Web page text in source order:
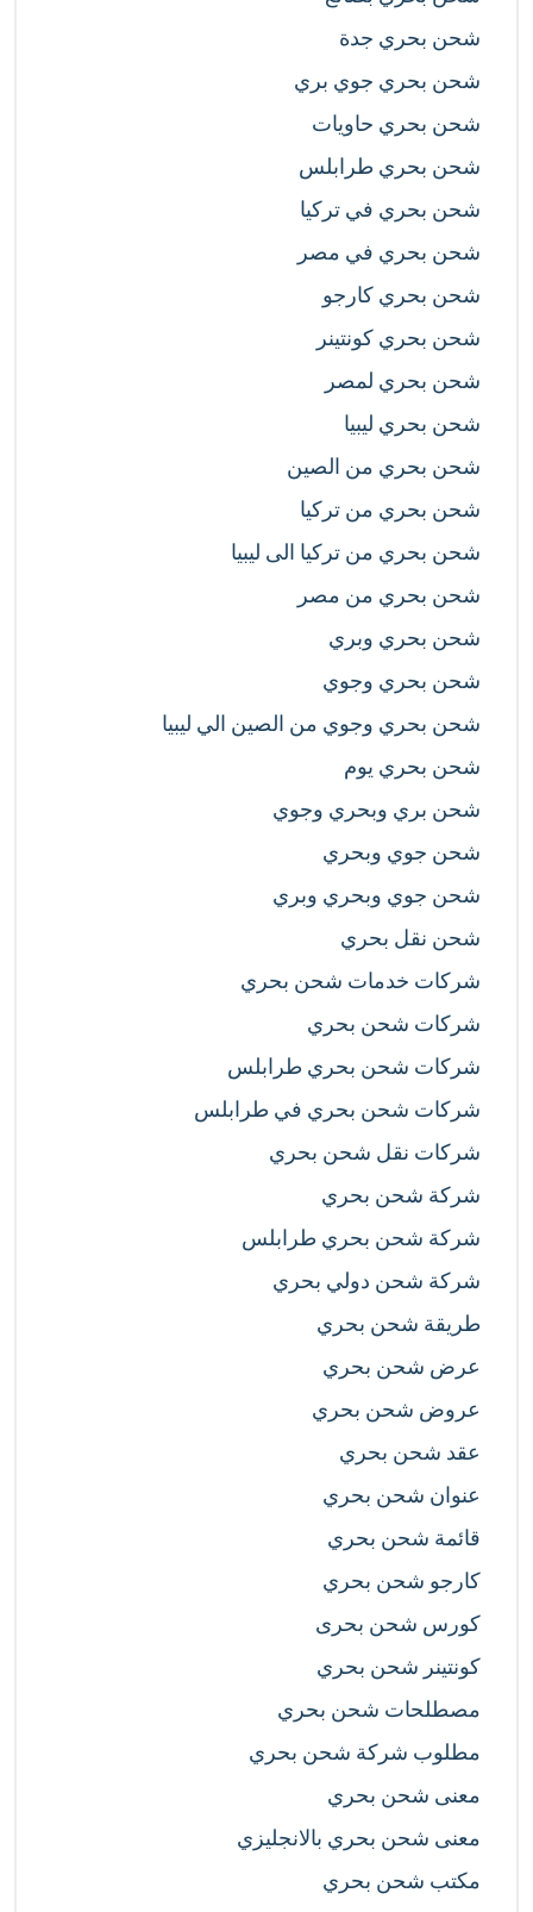
شحن بحري جدة
شحن بحري جوي بري
شحن بحري حاويات
شحن بحري طرابلس
شحن بحري في تركيا
شحن بحري في مصر
شحن بحري كارجو
شحن بحري كونتينر
شحن بحري لمصر
شحن بحري ليبيا
شحن بحري من الصين
شحن بحري من تركيا
شحن بحري من تركيا الى ليبيا
شحن بحري من مصر
شحن بحري وبري
شحن بحري وجوي
شحن بحري وجوي من الصين الي ليبيا
شحن بحري يوم
شحن بري وبحري وجوي
شحن جوي وبحري
شحن جوي وبحري وبري
شحن نقل بحري
شركات خدمات شحن بحري
شركات شحن بحري
شركات شحن بحري طرابلس
شركات شحن بحري في طرابلس
شركات نقل شحن بحري
شركة شحن بحري
شركة شحن بحري طرابلس
شركة شحن دولي بحري
طريقة شحن بحري
عرض شحن بحري
عروض شحن بحري
عقد شحن بحري
عنوان شحن بحري
قائمة شحن بحري
كارجو شحن بحري
كورس شحن بحرى
كونتينر شحن بحري
مصطلحات شحن بحري
مطلوب شركة شحن بحري
معنى شحن بحري
معنى شحن بحري بالانجليزي
مكتب شحن بحري